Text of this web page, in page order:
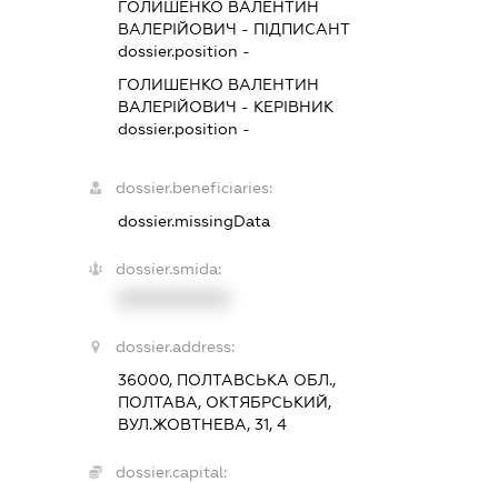
ГОЛИШЕНКО ВАЛЕНТИН
ВАЛЕРІЙОВИЧ - ПІДПИСАНТ
dossier.position -
ГОЛИШЕНКО ВАЛЕНТИН
ВАЛЕРІЙОВИЧ - КЕРІВНИК
dossier.position -
dossier.beneficiaries:
dossier.missingData
dossier.smida:
dossier.address:
36000, ПОЛТАВСЬКА ОБЛ.,
ПОЛТАВА, ОКТЯБРСЬКИЙ,
ВУЛ.ЖОВТНЕВА, 31, 4
dossier.capital: